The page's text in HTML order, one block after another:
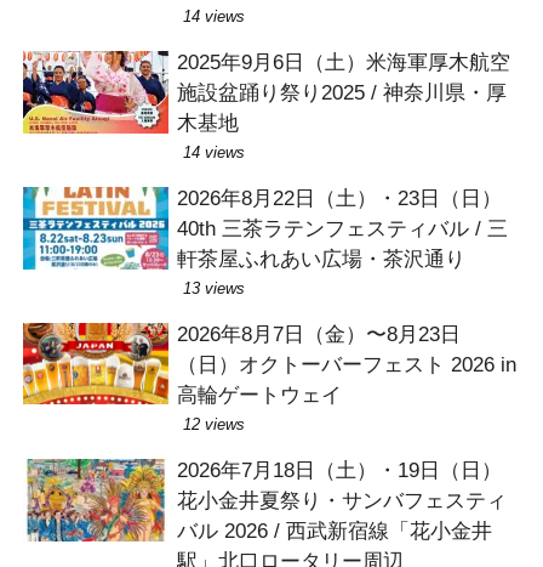
14 views
2025年9月6日（土）米海軍厚木航空
施設盆踊り祭り2025 / 神奈川県・厚
木基地
14 views
2026年8月22日（土）・23日（日）
40th 三茶ラテンフェスティバル / 三
軒茶屋ふれあい広場・茶沢通り
13 views
2026年8月7日（金）〜8月23日
（日）オクトーバーフェスト 2026 in
高輪ゲートウェイ
12 views
2026年7月18日（土）・19日（日）
花小金井夏祭り・サンバフェスティ
バル 2026 / 西武新宿線「花小金井
駅」北口ロータリー周辺